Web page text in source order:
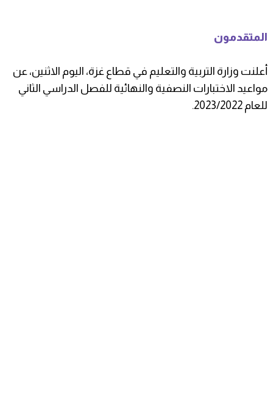
المتقدمون
أعلنت وزارة التربية والتعليم في قطاع غزة، اليوم الاثنين، عن
مواعيد الاختبارات النصفية والنهائية للفصل الدراسي الثاني
للعام 2023/2022.